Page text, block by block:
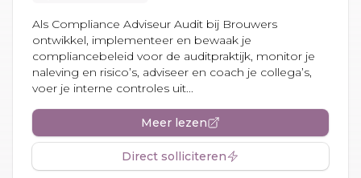
Als Compliance Adviseur Audit bij Brouwers
ontwikkel, implementeer en bewaak je
compliancebeleid voor de auditpraktijk, monitor je
naleving en risico’s, adviseer en coach je collega’s,
voer je interne controles uit...
Meer lezen
Direct solliciteren